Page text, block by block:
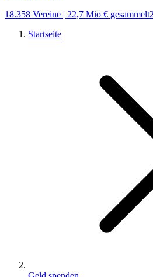
18.358 Vereine | 22,7 Mio € gesammelt
Startseite